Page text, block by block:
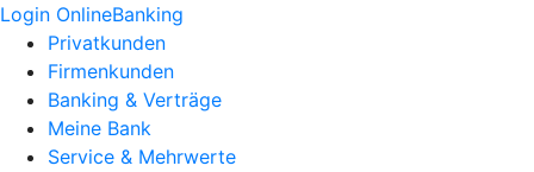
Login OnlineBanking
Privatkunden
Firmenkunden
Banking & Verträge
Meine Bank
Service & Mehrwerte